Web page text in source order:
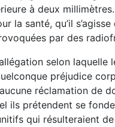
à deux
la santé, qu’il
par des
selon
préjudice
réclamation de
ils prétendent se
qui résulteraient